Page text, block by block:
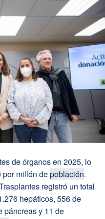
de órganos en 2025, lo
por millón depoblación.
registró un total
hepáticos, 556 de
páncreas y 11 de